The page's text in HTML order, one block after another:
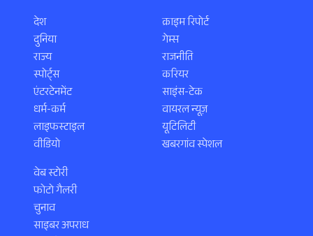
देश
दुनिया
राज्य
स्पोर्ट्स
एंटरटेनमेंट
धर्म-कर्म
लाइफस्टाइल
वीडियो
क्राइम रिपोर्ट
गेम्स
राजनीति
करियर
साइंस-टेक
वायरल न्यूज़
यूटिलिटी
खबरगांव स्पेशल
वेब स्टोरी
फोटो गैलरी
चुनाव
साइबर अपराध